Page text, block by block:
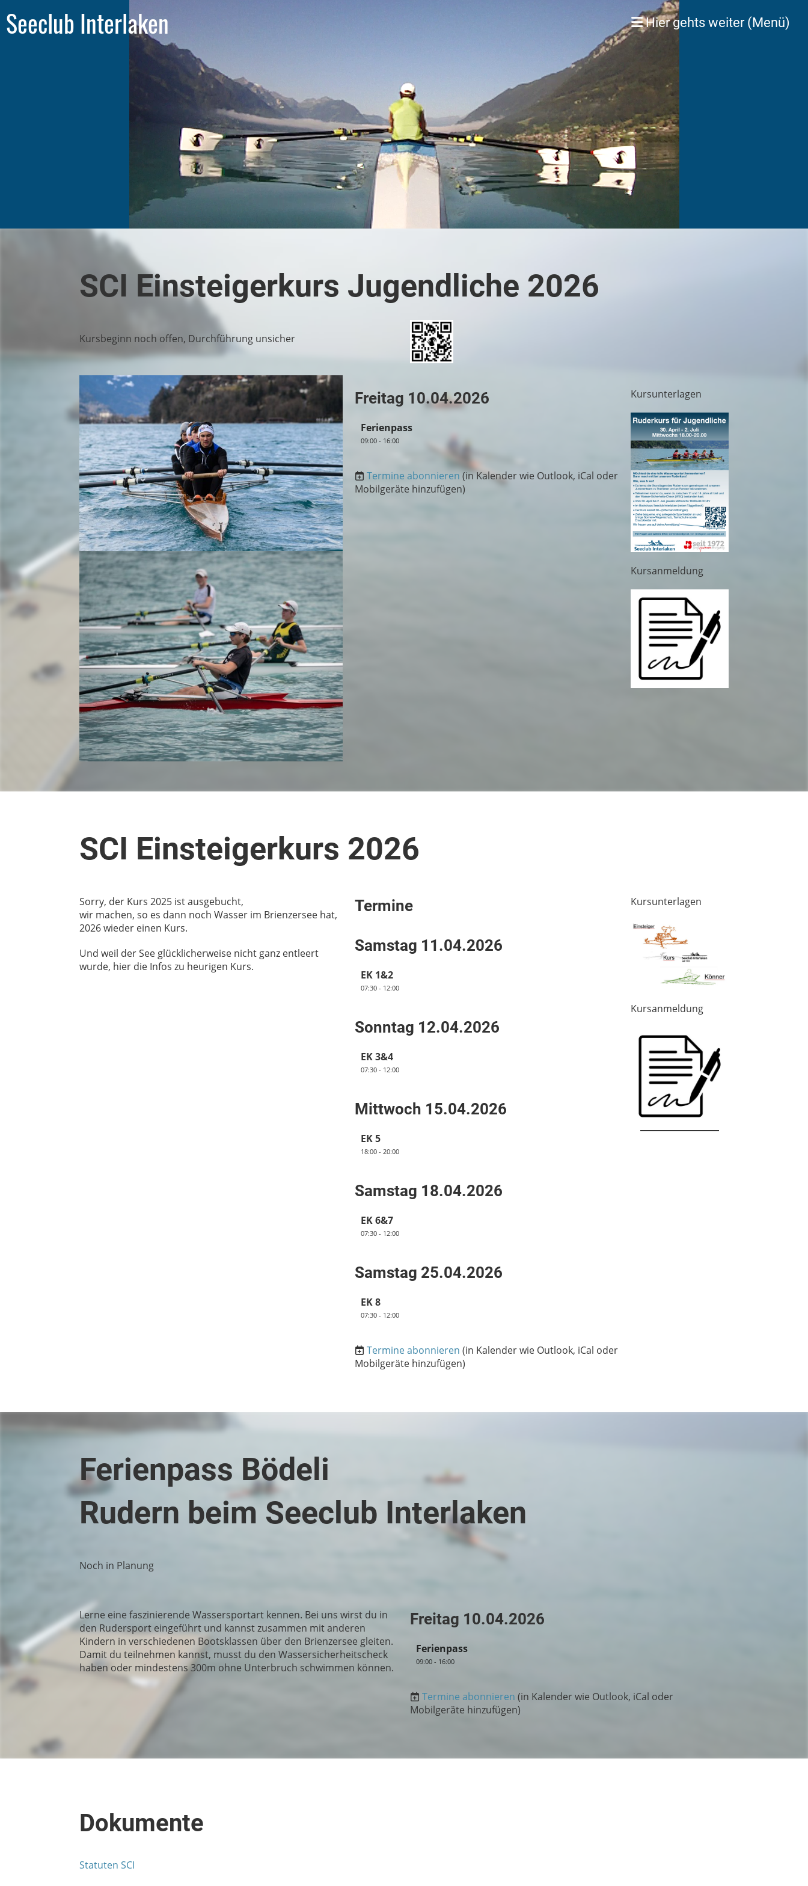
Seeclub Interlaken Hier gehts weiter (Menü)
SCI Einsteigerkurs Jugendliche 2026
Kursbeginn noch offen, Durchführung unsicher
Freitag 10.04.2026
Ferienpass
09:00 - 16:00
Termine abonnieren (in Kalender wie Outlook, iCal oder
Mobilgeräte hinzufügen)
Kursunterlagen
Kursanmeldung
SCI Einsteigerkurs 2026
Sorry, der Kurs 2025 ist ausgebucht,
wir machen, so es dann noch Wasser im Brienzersee hat,
2026 wieder einen Kurs.
Und weil der See glücklicherweise nicht ganz entleert
wurde, hier die Infos zu heurigen Kurs.
Termine
Samstag 11.04.2026
EK 1&2
07:30 - 12:00
Sonntag 12.04.2026
EK 3&4
07:30 - 12:00
Mittwoch 15.04.2026
EK 5
18:00 - 20:00
Samstag 18.04.2026
EK 6&7
07:30 - 12:00
Samstag 25.04.2026
EK 8
07:30 - 12:00
Termine abonnieren (in Kalender wie Outlook, iCal oder
Mobilgeräte hinzufügen)
Kursunterlagen
Kursanmeldung
Ferienpass Bödeli
Rudern beim Seeclub Interlaken
Noch in Planung
Lerne eine faszinierende Wassersportart kennen. Bei uns wirst du in
den Rudersport eingeführt und kannst zusammen mit anderen
Kindern in verschiedenen Bootsklassen über den Brienzersee gleiten.
Damit du teilnehmen kannst, musst du den Wassersicherheitscheck
haben oder mindestens 300m ohne Unterbruch schwimmen können.
Freitag 10.04.2026
Ferienpass
09:00 - 16:00
Termine abonnieren (in Kalender wie Outlook, iCal oder
Mobilgeräte hinzufügen)
Dokumente
Statuten SCI